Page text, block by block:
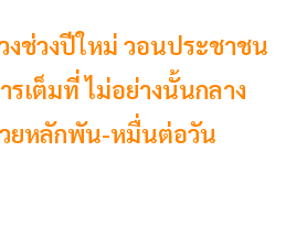
ช่วงปีใหม่ วอนประชาชน
รเต็มที่ ไม่อย่างนั้นกลาง
วยหลักพัน-หมื่นต่อวัน